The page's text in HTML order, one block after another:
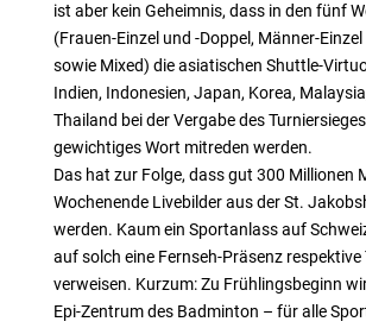
ist aber kein Geheimnis, dass in den fünf
(Frauen-Einzel und -Doppel, Männer-Einzel
sowie Mixed) die asiatischen Shuttle-
Indien, Indonesien, Japan, Korea,
Thailand bei der Vergabe des
gewichtiges Wort mitreden werden.
Das hat zur Folge, dass gut 300 Millionen
Wochenende Livebilder aus der St.
werden. Kaum ein Sportanlass auf
auf solch eine Fernseh-Präsenz respektive
verweisen. Kurzum: Zu Frühlingsbeginn
Epi-Zentrum des Badminton – für alle